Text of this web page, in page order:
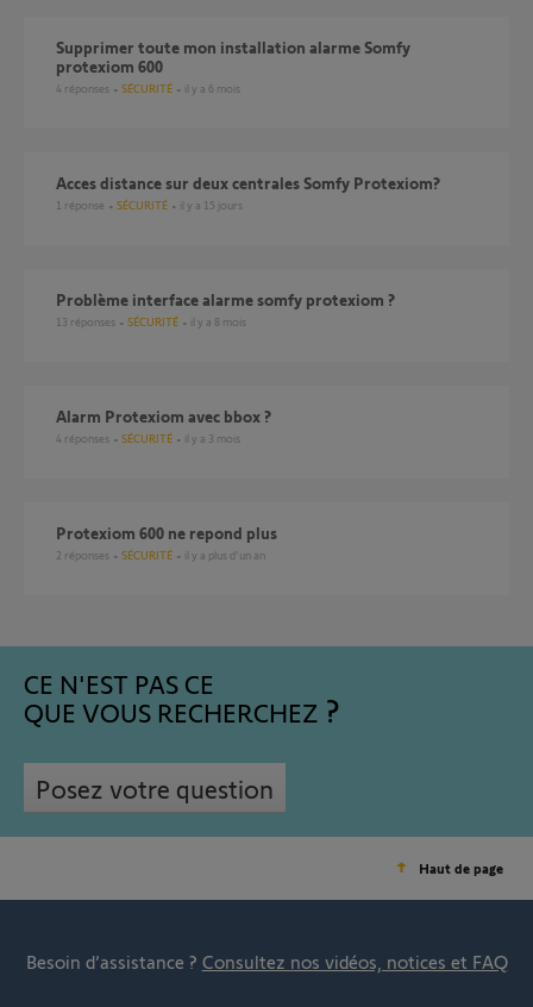
Supprimer toute mon installation alarme Somfy
protexiom 600
4 réponses SÉCURITÉ il y a 6 mois
Acces distance sur deux centrales Somfy Protexiom?
1 réponse SÉCURITÉ il y a 15 jours
Problème interface alarme somfy protexiom ?
13 réponses SÉCURITÉ il y a 8 mois
Alarm Protexiom avec bbox ?
4 réponses SÉCURITÉ il y a 3 mois
protexiom 600 ne repond plus
2 réponses SÉCURITÉ il y a plus d'un an
CE N'EST PAS CE
QUE VOUS RECHERCHEZ
Posez votre question
Haut de page
Besoin d’assistance ? Consultez nos vidéos, notices et FAQ